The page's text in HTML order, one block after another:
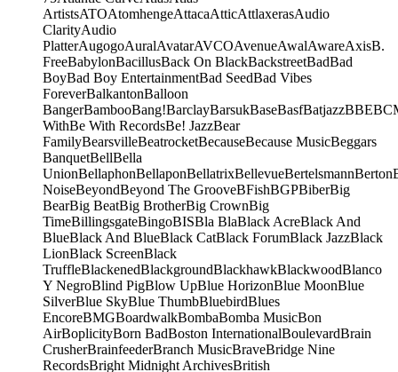
ArtistsATOAtomhengeAttacaAtticAttlaxerasAudio
ClarityAudio
PlatterAugogoAuralAvatarAVCOAvenueAwalAwareAxisB.
FreeBabylonBacillusBack On BlackBackstreetBadBad
BoyBad Boy EntertainmentBad SeedBad Vibes
ForeverBalkantonBalloon
BangerBambooBang!BarclayBarsukBaseBasfBatjazzBBE
WithBe With RecordsBe! JazzBear
FamilyBearsvilleBeatrocketBecauseBecause MusicBeggars
BanquetBellBella
UnionBellaphonBellaponBellatrixBellevueBertelsmannBerton
NoiseBeyondBeyond The GrooveBFishBGPBiberBig
BearBig BeatBig BrotherBig CrownBig
TimeBillingsgateBingoBISBla BlaBlack AcreBlack And
BlueBlack And BlueBlack CatBlack ForumBlack JazzBlack
LionBlack ScreenBlack
TruffleBlackenedBlackgroundBlackhawkBlackwoodBlanco
Y NegroBlind PigBlow UpBlue HorizonBlue MoonBlue
SilverBlue SkyBlue ThumbBluebirdBlues
EncoreBMGBoardwalkBombaBomba MusicBon
AirBoplicityBorn BadBoston InternationalBoulevardBrain
CrusherBrainfeederBranch MusicBraveBridge Nine
RecordsBright Midnight ArchivesBritish